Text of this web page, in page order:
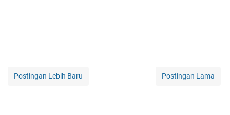
Postingan Lebih Baru Postingan Lama